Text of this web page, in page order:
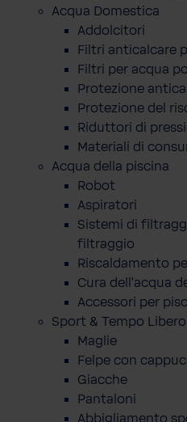
Acqua Domestica
Addolcitori
Filtri anticalcare
Filtri per acqua
Protezione
Protezione del
Riduttori di
Materiali di
Acqua della piscina
Robot
Aspiratori
Sistemi di
filtraggio
Riscaldamento
Cura dell'acqua
Accessori per
Sport & Tempo Libero
Maglie
Felpe con
Giacche
Pantaloni
Abbigliamento